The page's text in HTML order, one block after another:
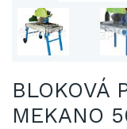
BLOKOVÁ
MEKANO